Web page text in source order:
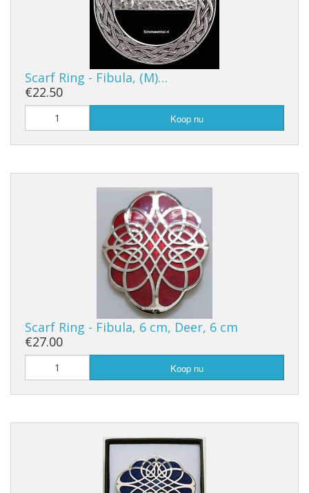
Scarf Ring - Fibula, (M)…
€22.50
Koop nu
Scarf Ring - Fibula, 6 cm, Deer, 6 cm
€27.00
Koop nu